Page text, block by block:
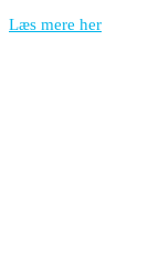
Læs mere her